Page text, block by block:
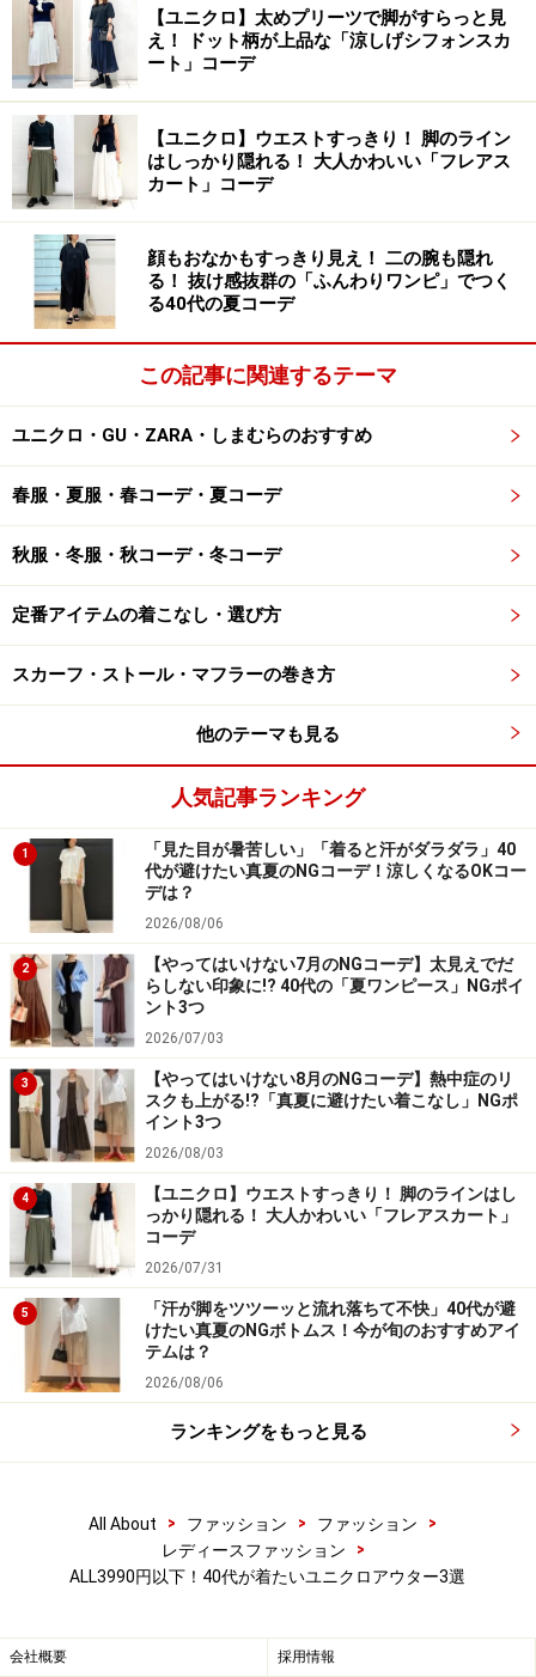
ケット」は生地が柔らかめで着やすいのがポイント。大
きめサイズを選んでも軽やかに着られますし、抜き襟
や、ロールアップなども楽しめそうです。
カラバリは全部で4色。ベーシックなブラックの他は、
オフホワイト、少しくすんだような発色のピンク、ダー
クブラウンと温かみのあるカラーが揃っているのも今年
らしいですよね。
女性らしく着たい方にはジャストサイズもおすすめです
が、いつもより大きめのサイズを選ぶとニットなどの上
からも羽織りやすくて便利。脇下の部分にゆとりがある
ので、重ね着してももたつかないのも◎。本格的な冬ま
での間、大活躍してくれそうな秋アウターです。
3. ユニセックスの防風ボアフリースジャケ
ットが可愛い
ユニクロの「防風ボアフリースジャケット」は、男女兼
用のユニセックスアイテム。ふくらみ感があり、軽くて
柔らかいフリース素材に防風性、保温性をプラス。冷え
からしっかりと体を守ってくれる、頼りになるアウター
です。
昨年も登場していた人気アイテムですが、今年の素材は
より軽く、丸みのあるシルエットにアップグレード。女
性が着やすいシルエットになっています。
3色のカラバリのうち、ブラックやオリーブはメンズラ
イクでクールなイメージですが、写真のベージュは柔ら
かな印象で女性に一押し。ファー素材のホワイト系カラ
ーはふわふわ感が際立ってやっぱり可愛い！ お値段が高
めの白のボアアウターは「汚れやすそう」と躊躇してし
まいますが、3990円というユニクロ価格なら思い切って
トライしやすいのも魅力です。
サイズアップしてオーバーサイズで着ると、今年らしさ
もアップ。細めのテーパードパンツに合わせてボリュー
ムの差を楽しんだり、小花柄のワンピースに羽織ってミ
3990円以下のユニクロ大人向けアウター、ぜひチェック
※記事内容は執筆時点のものです。最新の内容をご確認くださ
【ユニクロ】太めプリーツで脚がすらっと見
え！ ドット柄が上品な「涼しげシフォンスカ
ート」コーデ
【ユニクロ】ウエストすっきり！ 脚のライン
はしっかり隠れる！ 大人かわいい「フレアス
カート」コーデ
顔もおなかもすっきり見え！ 二の腕も隠れ
る！ 抜け感抜群の「ふんわりワンピ」でつく
る40代の夏コーデ
この記事に関連するテーマ
ユニクロ・GU・ZARA・しまむらのおすすめ
春服・夏服・春コーデ・夏コーデ
秋服・冬服・秋コーデ・冬コーデ
定番アイテムの着こなし・選び方
スカーフ・ストール・マフラーの巻き方
他のテーマも見る
人気記事ランキング
1
「見た目が暑苦しい」「着ると汗がダラダラ」40
代が避けたい真夏のNGコーデ！涼しくなるOKコー
デは？
2026/08/06
2
【やってはいけない7月のNGコーデ】太見えでだ
らしない印象に!? 40代の「夏ワンピース」NGポイ
ント3つ
2026/07/03
3
【やってはいけない8月のNGコーデ】熱中症のリ
スクも上がる!?「真夏に避けたい着こなし」NGポ
イント3つ
2026/08/03
4
【ユニクロ】ウエストすっきり！ 脚のラインはし
っかり隠れる！ 大人かわいい「フレアスカート」
コーデ
2026/07/31
5
「汗が脚をツツーッと流れ落ちて不快」40代が避
けたい真夏のNGボトムス！今が旬のおすすめアイ
テムは？
2026/08/06
ランキングをもっと見る
All About > ファッション > ファッション
>
レディースファッション
>
ALL3990円以下！40代が着たいユニクロアウター3選
会社概要 採用情報